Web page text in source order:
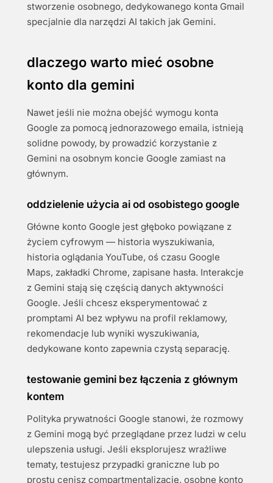
stworzenie osobnego, dedykowanego konta Gmail
specjalnie dla narzędzi AI takich jak Gemini.
dlaczego warto mieć osobne
konto dla gemini
Nawet jeśli nie można obejść wymogu konta
Google za pomocą jednorazowego emaila, istnieją
solidne powody, by prowadzić korzystanie z
Gemini na osobnym koncie Google zamiast na
głównym.
oddzielenie użycia ai od osobistego google
Główne konto Google jest głęboko powiązane z
życiem cyfrowym — historia wyszukiwania,
historia oglądania YouTube, oś czasu Google
Maps, zakładki Chrome, zapisane hasła. Interakcje
z Gemini stają się częścią danych aktywności
Google. Jeśli chcesz eksperymentować z
promptami AI bez wpływu na profil reklamowy,
rekomendacje lub wyniki wyszukiwania,
dedykowane konto zapewnia czystą separację.
testowanie gemini bez łączenia z głównym
kontem
Polityka prywatności Google stanowi, że rozmowy
z Gemini mogą być przeglądane przez ludzi w celu
ulepszenia usługi. Jeśli eksplorujesz wrażliwe
tematy, testujesz przypadki graniczne lub po
prostu cenisz compartmentalizację, osobne konto